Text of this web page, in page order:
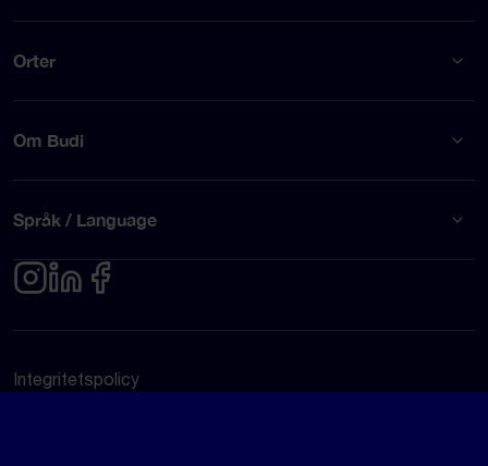
Orter
Om Budi
Språk / Language
Integritetspolicy